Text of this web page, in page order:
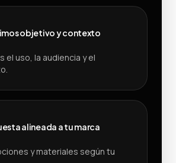
objetivo y contexto
el uso, la audiencia y el
alineada a tu marca
y materiales según tu